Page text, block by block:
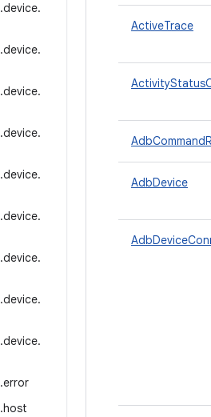
.device.
.device.
.device.
.device.
.device.
.device.
.device.
.device.
.device.
.error
.host
ActiveTrace
AdbDevice